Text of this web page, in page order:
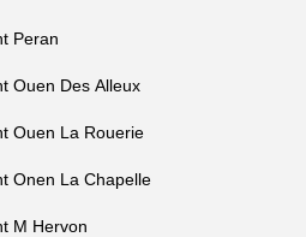
Peran
Ouen Des Alleux
Ouen La Rouerie
Onen La Chapelle
M Hervon